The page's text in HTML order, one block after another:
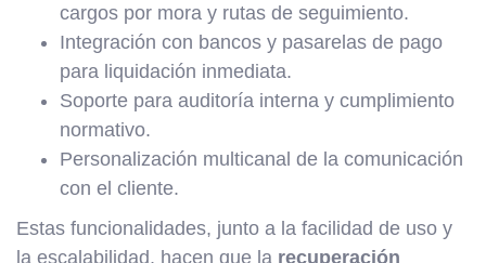
cargos por mora y rutas de seguimiento.
Integración con bancos y pasarelas de pago
para liquidación inmediata.
Soporte para auditoría interna y cumplimiento
normativo.
Personalización multicanal de la comunicación
con el cliente.
Estas funcionalidades, junto a la facilidad de uso y
la escalabilidad, hacen que la recuperación